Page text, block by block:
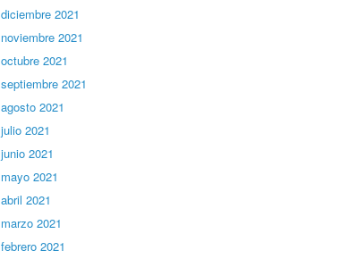
diciembre 2021
noviembre 2021
octubre 2021
septiembre 2021
agosto 2021
julio 2021
junio 2021
mayo 2021
abril 2021
marzo 2021
febrero 2021